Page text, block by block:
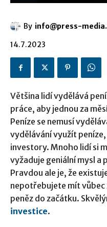
By info@press-
14.7.2023
Většina lidí vydělává
práce, aby jednou za
Peníze se nemusí
vydělávání využít
investory. Mnoho lidí si
vyžaduje geniální mysl
Pravdou ale je, že
nepotřebujete mít
peněz do začátku.
investice.